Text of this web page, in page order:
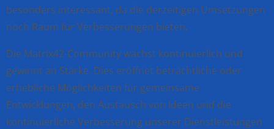
besonders interessant, da die derzeitigen Umsetzungen
noch Raum für Verbesserungen bieten.
Die Matrix42-Community wächst kontinuierlich und
gewinnt an Stärke. Dies eröffnet beträchtliche oder
erhebliche Möglichkeiten für gemeinsame
Entwicklungen, den Austausch von Ideen und die
kontinuierliche Verbesserung unserer Dienstleistungen